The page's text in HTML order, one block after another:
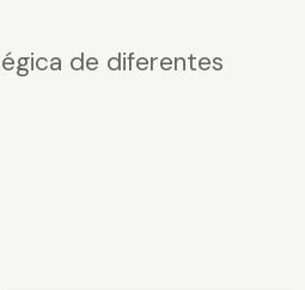
de diferentes